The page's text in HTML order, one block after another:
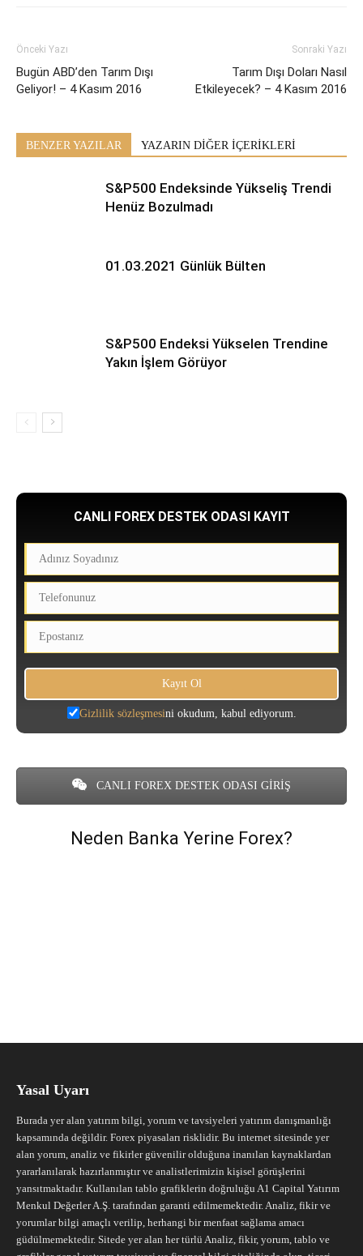
Önceki Yazı
Bugün ABD’den Tarım Dışı
Geliyor! – 4 Kasım 2016
Sonraki Yazı
Tarım Dışı Doları Nasıl
Etkileyecek? – 4 Kasım 2016
BENZER YAZILAR YAZARIN DİĞER İÇERİKLERİ
S&P500 Endeksinde Yükseliş Trendi
Henüz Bozulmadı
01.03.2021 Günlük Bülten
S&P500 Endeksi Yükselen Trendine
Yakın İşlem Görüyor
CANLI FOREX DESTEK ODASI KAYIT
Gizlilik sözleşmesini okudum, kabul ediyorum.
CANLI FOREX DESTEK ODASI GİRİŞ
Neden Banka Yerine Forex?
Yasal Uyarı
Burada yer alan yatırım bilgi, yorum ve tavsiyeleri yatırım danışmanlığı
kapsamında değildir. Forex piyasaları risklidir. Bu internet sitesinde yer
alan yorum, analiz ve fikirler güvenilir olduğuna inanılan kaynaklardan
yararlanılarak hazırlanmıştır ve analistlerimizin kişisel görüşlerini
yansıtmaktadır. Kullanılan tablo grafiklerin doğruluğu A1 Capital Yatırım
Menkul Değerler A.Ş. tarafından garanti edilmemektedir. Analiz, fikir ve
yorumlar bilgi amaçlı verilip, herhangi bir menfaat sağlama amacı
güdülmemektedir. Sitede yer alan her türlü Analiz, fikir, yorum, tablo ve